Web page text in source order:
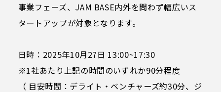
Voicy
事業フェーズ、JAM BASE内外を問わず幅広いス
タートアップが対象となります。
日時：2025年10月27日 13:00~17:30
※1社あたり上記の時間のいずれか90分程度
（ 目安時間：デライト・ベンチャーズ約30分、ジ